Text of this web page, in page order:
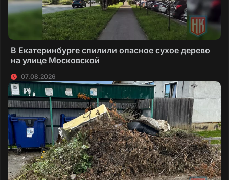
В Екатеринбурге спилили опасное сухое дерево
на улице Московской
07.08.2026